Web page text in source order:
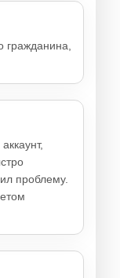
гражданина,
проблему.